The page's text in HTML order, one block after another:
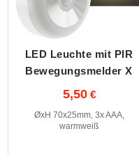
LED Leuchte mit PIR
Bewegungsmelder X
5,50
ØxH 70x25mm, 3x AAA,
warmweiß